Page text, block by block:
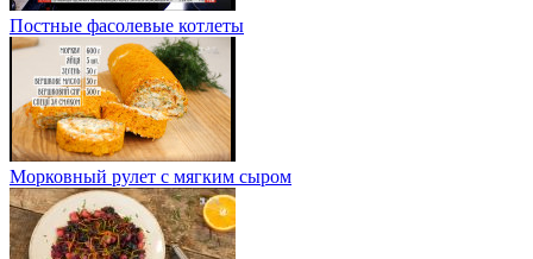
Постные фасолевые котлеты
Морковный рулет с мягким сыром